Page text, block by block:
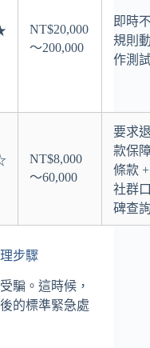
NT$20,000
～200,000
即時
規則
作測
NT$8,000
～60,000
要求
款保
條款 +
社群
碑查
步驟
騙。這時候，
的標準緊急處